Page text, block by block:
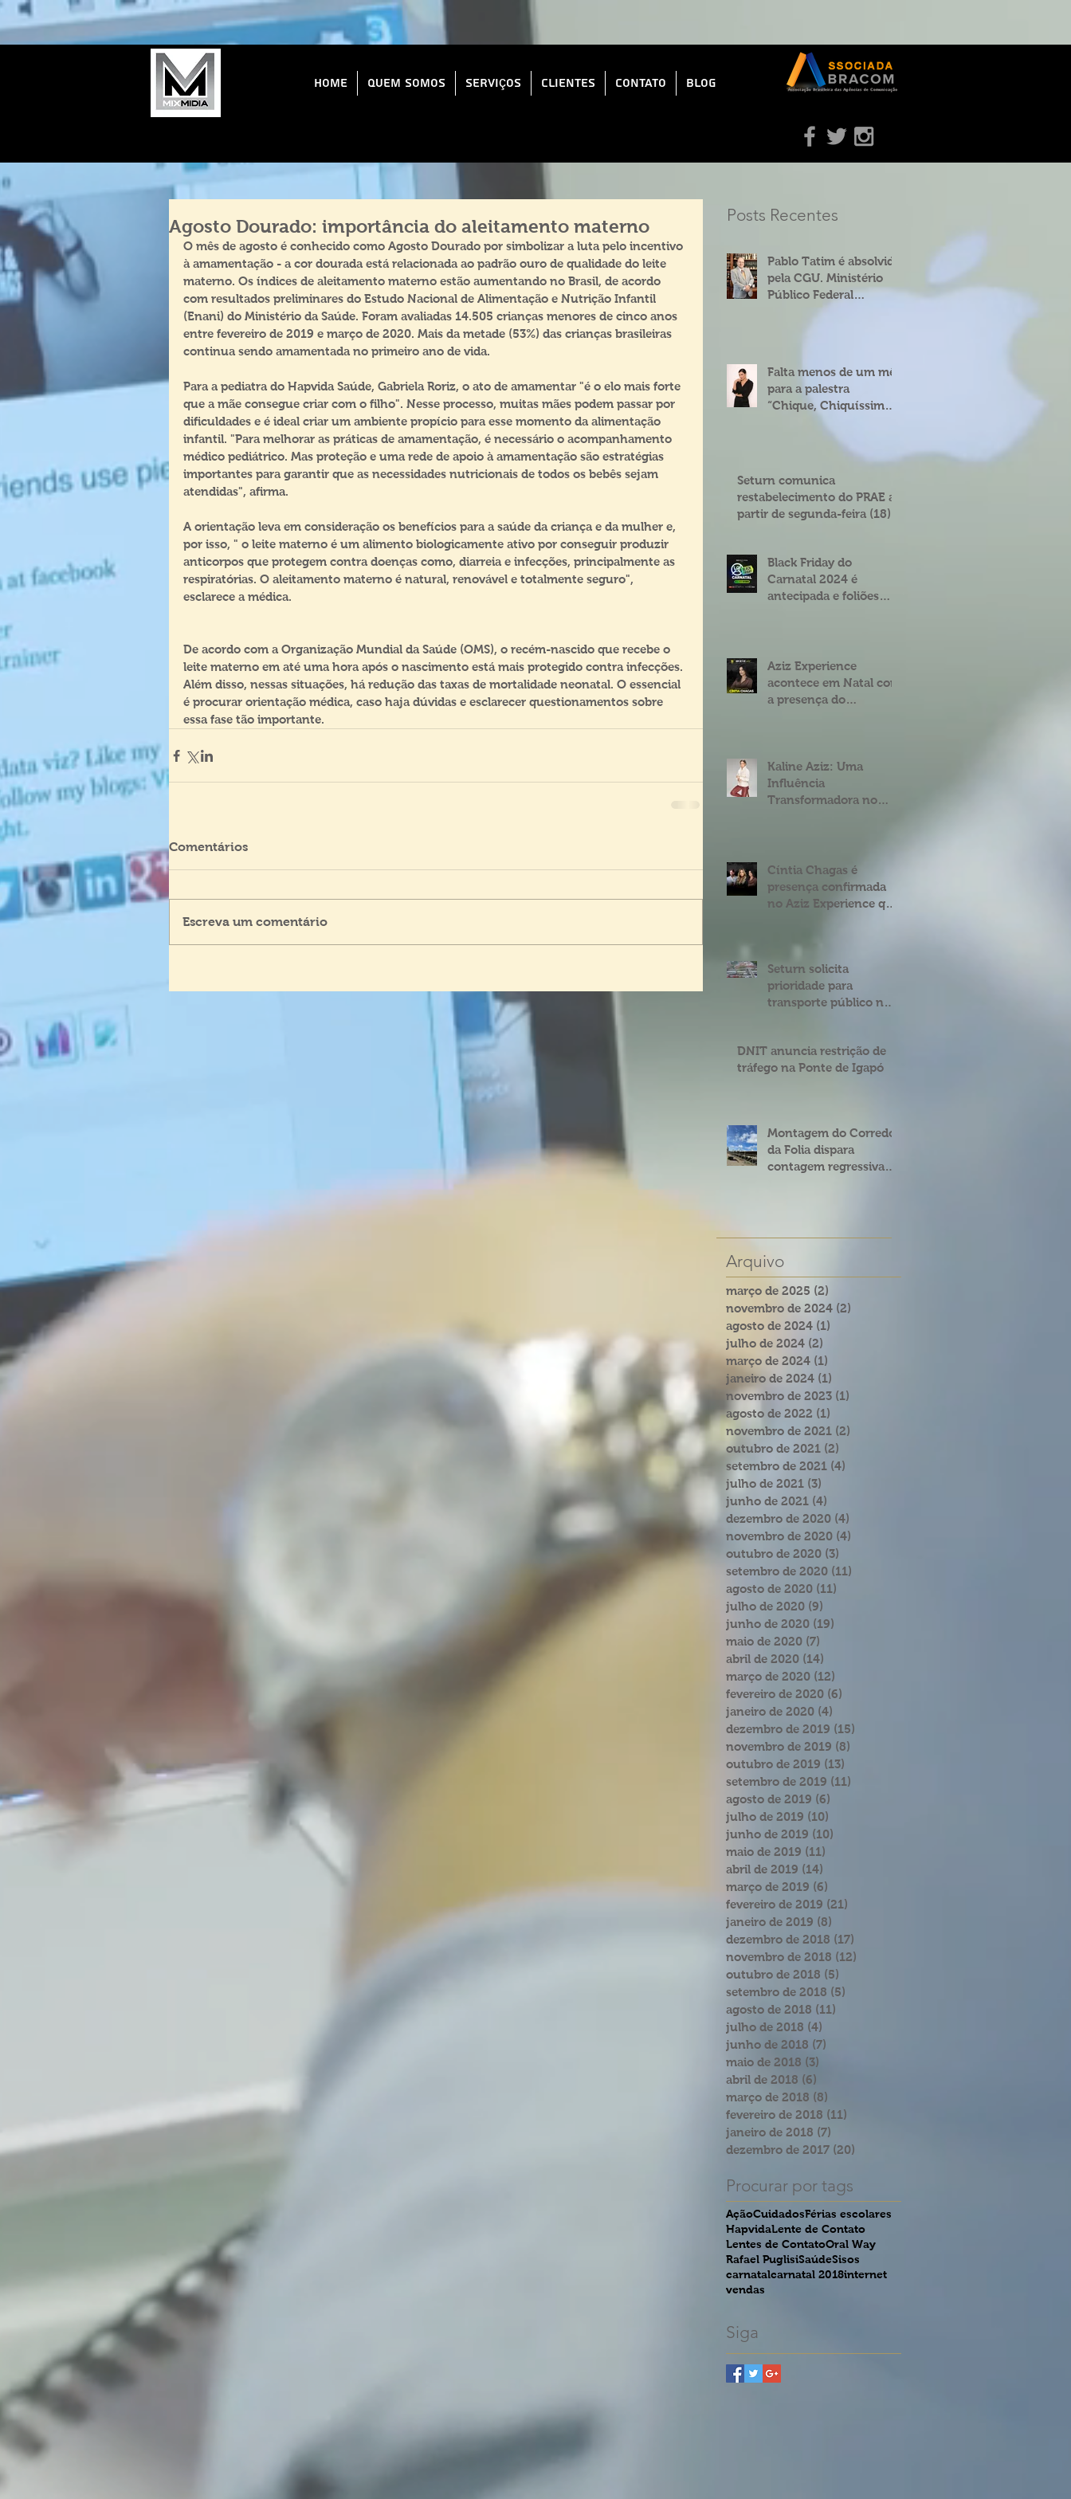
Home Quem Somos Serviços Clientes Contato Blog
Agosto Dourado: importância do aleitamento materno
O mês de agosto é conhecido como Agosto Dourado por simbolizar a luta pelo incentivo
à amamentação - a cor dourada está relacionada ao padrão ouro de qualidade do leite
materno. Os índices de aleitamento materno estão aumentando no Brasil, de acordo
com resultados preliminares do Estudo Nacional de Alimentação e Nutrição Infantil
(Enani) do Ministério da Saúde. Foram avaliadas 14.505 crianças menores de cinco anos
entre fevereiro de 2019 e março de 2020. Mais da metade (53%) das crianças brasileiras
continua sendo amamentada no primeiro ano de vida.
Para a pediatra do Hapvida Saúde, Gabriela Roriz, o ato de amamentar "é o elo mais forte
que a mãe consegue criar com o filho". Nesse processo, muitas mães podem passar por
dificuldades e é ideal criar um ambiente propício para esse momento da alimentação
infantil. "Para melhorar as práticas de amamentação, é necessário o acompanhamento
médico pediátrico. Mas proteção e uma rede de apoio à amamentação são estratégias
importantes para garantir que as necessidades nutricionais de todos os bebês sejam
atendidas", afirma.
A orientação leva em consideração os benefícios para a saúde da criança e da mulher e,
por isso, " o leite materno é um alimento biologicamente ativo por conseguir produzir
anticorpos que protegem contra doenças como, diarreia e infecções, principalmente as
respiratórias. O aleitamento materno é natural, renovável e totalmente seguro",
esclarece a médica.
De acordo com a Organização Mundial da Saúde (OMS), o recém-nascido que recebe o
leite materno em até uma hora após o nascimento está mais protegido contra infecções.
Além disso, nessas situações, há redução das taxas de mortalidade neonatal. O essencial
é procurar orientação médica, caso haja dúvidas e esclarecer questionamentos sobre
essa fase tão importante.
Comentários
Escreva um comentário
Posts Recentes
Pablo Tatim é absolvido
pela CGU. Ministério
Público Federal
concorda.
Falta menos de um mês
para a palestra
“Chique, Chiquíssima”
Seturn comunica
restabelecimento do PRAE a
partir de segunda-feira (18)
Black Friday do
Carnatal 2024 é
antecipada e foliões
Aziz Experience
acontece em Natal com
a presença do
Kaline Aziz: Uma
Influência
Transformadora no
Cíntia Chagas é
presença confirmada
no Aziz Experience que
Seturn solicita
prioridade para
transporte público na
4º Centenário
DNIT anuncia restrição de
tráfego na Ponte de Igapó
Montagem do Corredor
da Folia dispara
contagem regressiva
Arquivo
março de 2025 (2)
novembro de 2024 (2)
agosto de 2024 (1)
julho de 2024 (2)
março de 2024 (1)
janeiro de 2024 (1)
novembro de 2023 (1)
agosto de 2022 (1)
novembro de 2021 (2)
outubro de 2021 (2)
setembro de 2021 (4)
julho de 2021 (3)
junho de 2021 (4)
dezembro de 2020 (4)
novembro de 2020 (4)
outubro de 2020 (3)
setembro de 2020 (11)
agosto de 2020 (11)
julho de 2020 (9)
junho de 2020 (19)
maio de 2020 (7)
abril de 2020 (14)
março de 2020 (12)
fevereiro de 2020 (6)
janeiro de 2020 (4)
dezembro de 2019 (15)
novembro de 2019 (8)
outubro de 2019 (13)
setembro de 2019 (11)
agosto de 2019 (6)
julho de 2019 (10)
junho de 2019 (10)
maio de 2019 (11)
abril de 2019 (14)
março de 2019 (6)
fevereiro de 2019 (21)
janeiro de 2019 (8)
dezembro de 2018 (17)
novembro de 2018 (12)
outubro de 2018 (5)
setembro de 2018 (5)
agosto de 2018 (11)
julho de 2018 (4)
junho de 2018 (7)
maio de 2018 (3)
abril de 2018 (6)
março de 2018 (8)
fevereiro de 2018 (11)
janeiro de 2018 (7)
dezembro de 2017 (20)
Procurar por tags
AçãoCuidadosFérias escolares
HapvidaLente de Contato
Lentes de ContatoOral Way
Rafael PuglisiSaúdeSisos
carnatalcarnatal 2018internet
vendas
Siga